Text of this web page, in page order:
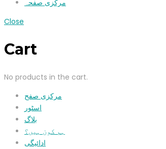
مرکزی صفحہ
Close
Cart
No products in the cart.
مرکزی صفح
اسٹور
بلاگ
ہم کون ہیں؟
ادائیگی